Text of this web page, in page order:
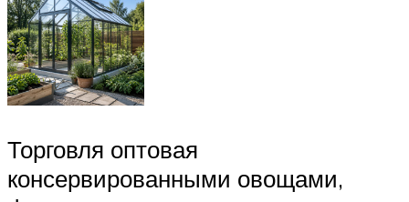
Торговля оптовая
консервированными овощами,